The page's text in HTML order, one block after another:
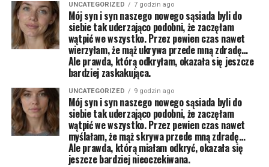
UNCATEGORIZED 7 godzin ago
Mój syn i syn naszego nowego sąsiada byli do
siebie tak uderzająco podobni, że zaczęłam
wątpić we wszystko. Przez pewien czas nawet
wierzyłam, że mąż ukrywa przede mną zdradę…
Ale prawda, którą odkryłam, okazała się jeszcze
bardziej zaskakująca.
UNCATEGORIZED 9 godzin ago
Mój syn i syn naszego nowego sąsiada byli do
siebie tak uderzająco podobni, że zaczęłam
wątpić we wszystko. Przez pewien czas nawet
myślałam, że mąż skrywa przede mną zdradę…
Ale prawda, którą miałam odkryć, okazała się
jeszcze bardziej nieoczekiwana.